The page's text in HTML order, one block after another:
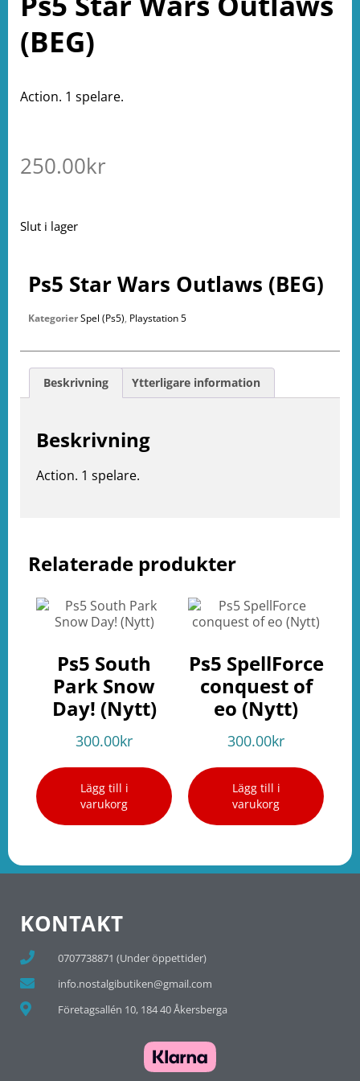
(BEG)
Action. 1 spelare.
250.00kr
Slut i lager
Relaterade produkter
Ps5 South
Park Snow
Day! (Nytt)
300.00kr
Lägg till i
varukorg
Ps5 SpellForce
conquest of
eo (Nytt)
300.00kr
Lägg till i
varukorg
Ps5 Star Wars Outlaws (BEG)
KategorierSpel (Ps5), Playstation 5
Beskrivning Ytterligare information
Beskrivning
Action. 1 spelare.
KONTAKT
0707738871 (Under öppettider)
info.nostalgibutiken@gmail.com
Företagsallén 10, 184 40 Åkersberga